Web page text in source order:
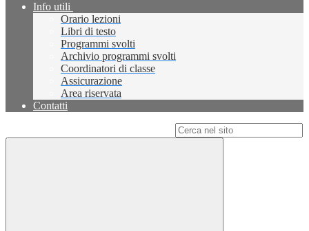
Info utili
Orario lezioni
Libri di testo
Programmi svolti
Archivio programmi svolti
Coordinatori di classe
Assicurazione
Area riservata
Contatti